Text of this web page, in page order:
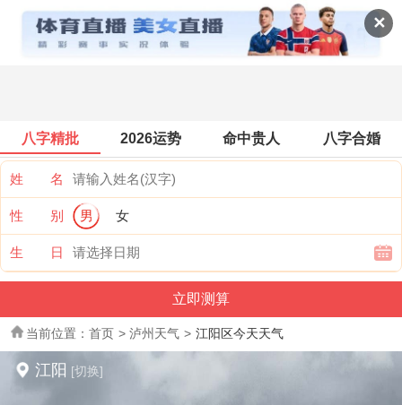
✕
全国天气
八字精批 2026运势 命中贵人 八字合婚
姓 名
性 别 男 女
生 日
当前位置： 首页 > 泸州天气 > 江阳区今天天气
江阳 [切换]